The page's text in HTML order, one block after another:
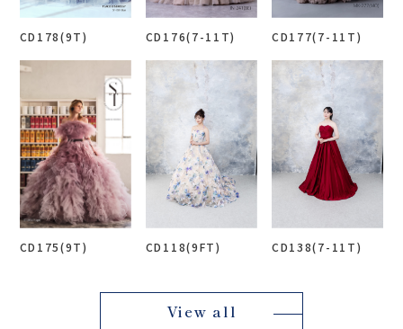
CD178(9T) CD176(7-11T) CD177(7-11T)
CD175(9T) CD118(9FT) CD138(7-11T)
View all